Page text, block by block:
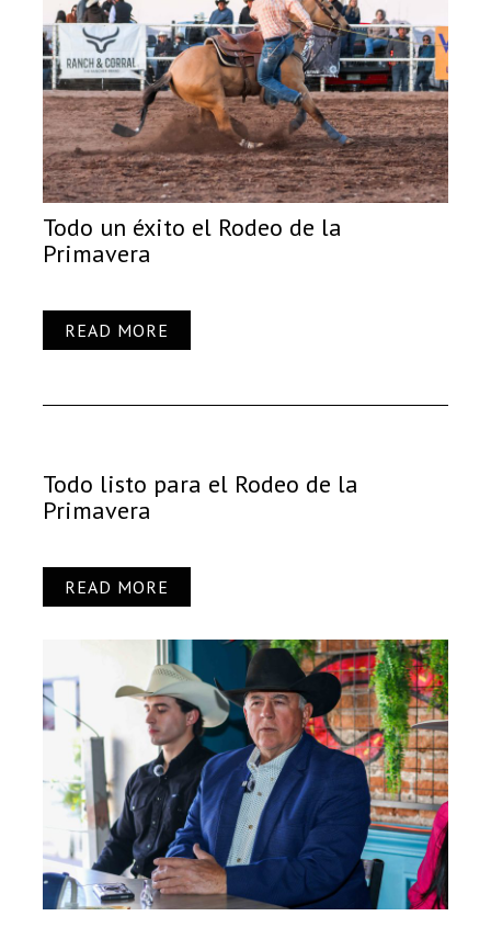
Todo un éxito el Rodeo de la
Primavera
READ MORE
Todo listo para el Rodeo de la
Primavera
READ MORE